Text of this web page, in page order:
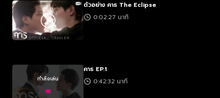
ตัวอย่าง คาธ The Eclipse
0:02:27 นาที
กำลังเล่น
คาธ EP.1
0:42:32 นาที